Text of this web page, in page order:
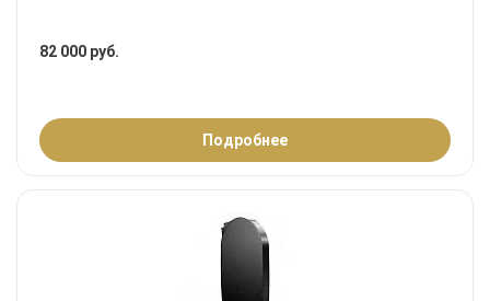
82 000 руб.
Подробнее